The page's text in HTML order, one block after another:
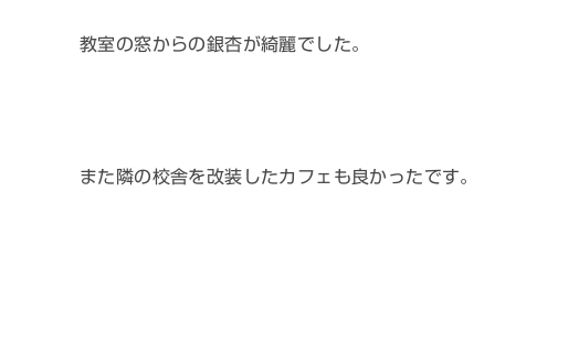
教室の窓からの銀杏が綺麗でした。
また隣の校舎を改装したカフェも良かったです。